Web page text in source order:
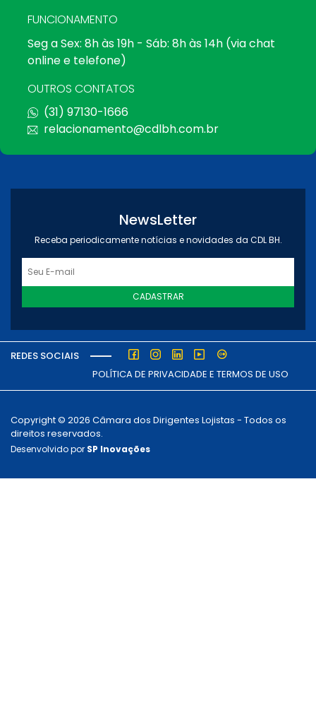
FUNCIONAMENTO
Seg a Sex: 8h às 19h - Sáb: 8h às 14h (via chat
online e telefone)
OUTROS CONTATOS
(31) 97130-1666
relacionamento@cdlbh.com.br
NewsLetter
Receba periodicamente notícias e novidades da CDL BH.
CADASTRAR
REDES SOCIAIS
POLÍTICA DE PRIVACIDADE E TERMOS DE USO
Copyright © 2026 Câmara dos Dirigentes Lojistas - Todos os
direitos reservados.
Desenvolvido por SP Inovações